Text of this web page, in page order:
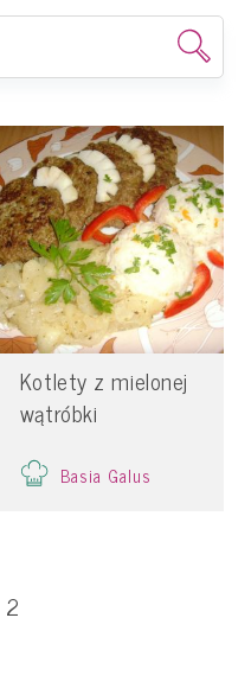
Kotlety z mielonej
wątróbki
Basia Galus
2